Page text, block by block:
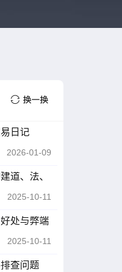
日记
2026-01-09
道、法、
2025-10-11
处与弊端
2025-10-11
查问题